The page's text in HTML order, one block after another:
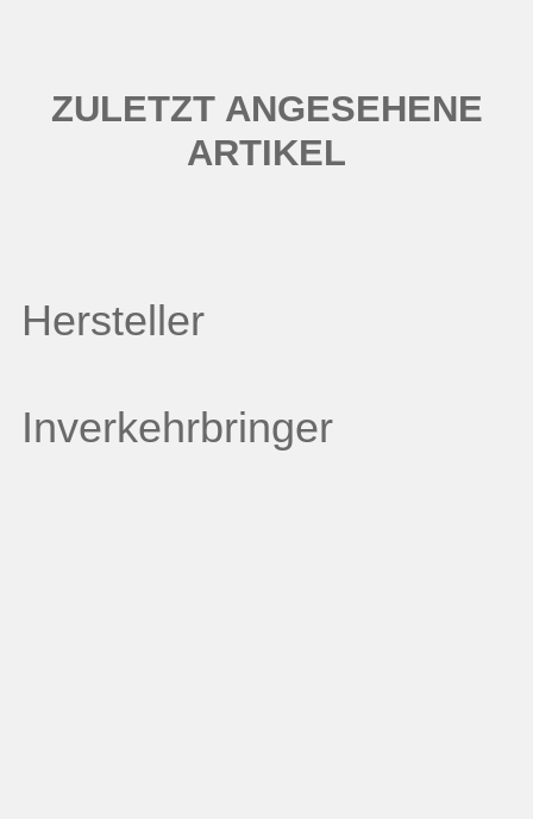
ZULETZT ANGESEHENE
ARTIKEL
Hersteller
Inverkehrbringer